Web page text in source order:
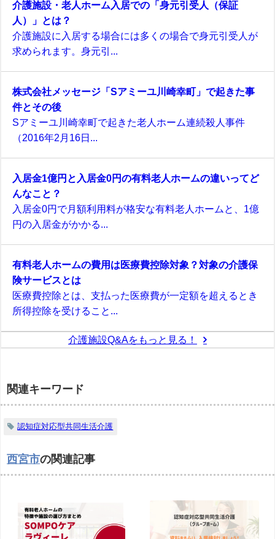
介護施設・老人ホーム入居での「身元引受人（保証
人）」とは？
介護施設に入居する場合には多くの場合で身元引受人が
求められます。身元引...
株式会社メッセージ「Sアミーユ川崎幸町」で起きた事
件とその後
Sアミーユ川崎幸町で起きた老人ホーム連続殺人事件
（2016年2月16日...
入居金1億円と入居金0円の有料老人ホームの違いってど
んなこと？
入居金0円で月額利用料が格安な有料老人ホームと、1億
円の入居金がかかる...
有料老人ホームの費用は医療費控除対象？対象の介護保
険サービスとは
医療費控除とは、支払った医療費が一定額を超えるとき
所得控除を受けること...
介護施設Q&Aをもっと見る！
関連キーワード
認知症対応型共同生活介護
西宮市の関連記事